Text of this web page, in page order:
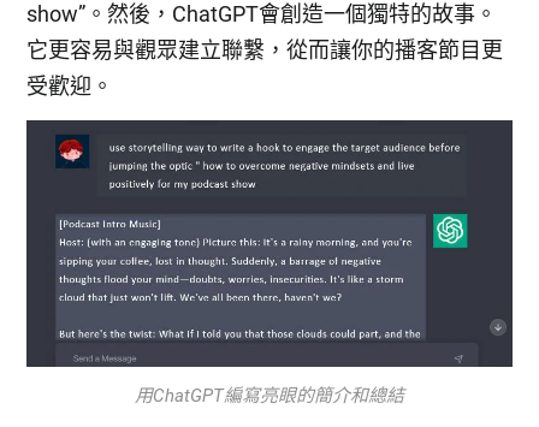
show”。然後，ChatGPT會創造一個獨特的故事。
它更容易與觀眾建立聯繫，從而讓你的播客節目更
受歡迎。
用ChatGPT編寫亮眼的簡介和總結